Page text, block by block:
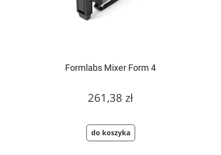
Formlabs Mixer Form 4
261,38 zł
do koszyka